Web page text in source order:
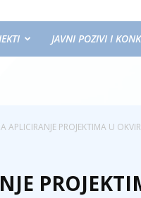
JAVNI POZIVI I
APLICIRANJE PROJEKTIMA U